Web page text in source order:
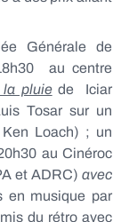
Générale de
au centre
la pluiede Iciar
Tosar sur un
Loach) ; un
au Cinéroc
et ADRC) avec
en musique par
du rétro avec